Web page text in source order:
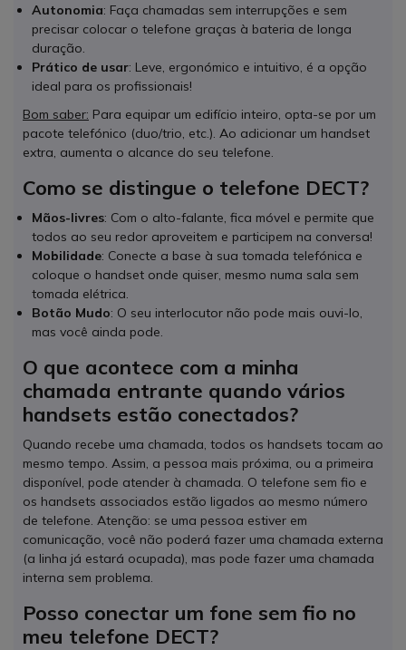
Autonomia: Faça chamadas sem interrupções e sem
precisar colocar o telefone graças à bateria de longa
duração.
Prático de usar: Leve, ergonómico e intuitivo, é a opção
ideal para os profissionais!
Bom saber: Para equipar um edifício inteiro, opta-se por um
pacote telefónico (duo/trio, etc.). Ao adicionar um handset
extra, aumenta o alcance do seu telefone.
Como se distingue o telefone DECT?
Mãos-livres: Com o alto-falante, fica móvel e permite que
todos ao seu redor aproveitem e participem na conversa!
Mobilidade: Conecte a base à sua tomada telefónica e
coloque o handset onde quiser, mesmo numa sala sem
tomada elétrica.
Botão Mudo: O seu interlocutor não pode mais ouvi-lo,
mas você ainda pode.
O que acontece com a minha
chamada entrante quando vários
handsets estão conectados?
Quando recebe uma chamada, todos os handsets tocam ao
mesmo tempo. Assim, a pessoa mais próxima, ou a primeira
disponível, pode atender à chamada. O telefone sem fio e
os handsets associados estão ligados ao mesmo número
de telefone. Atenção: se uma pessoa estiver em
comunicação, você não poderá fazer uma chamada externa
(a linha já estará ocupada), mas pode fazer uma chamada
interna sem problema.
Posso conectar um fone sem fio no
meu telefone DECT?